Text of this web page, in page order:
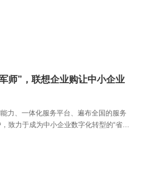
师”，联想企业购让中小企业
力、一体化服务平台、遍布全国的服务
致力于成为中小企业数字化转型的“省心